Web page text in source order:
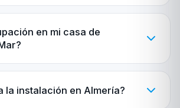
en mi casa de
la instalación en Almería?